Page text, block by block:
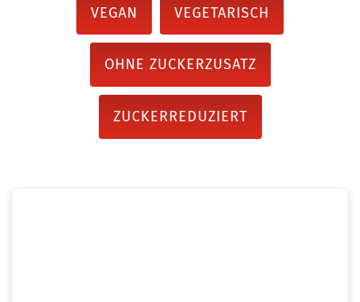
VEGAN VEGETARISCH
OHNE ZUCKERZUSATZ
ZUCKERREDUZIERT